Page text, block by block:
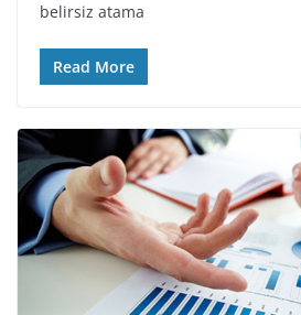
belirsiz atama
Read More